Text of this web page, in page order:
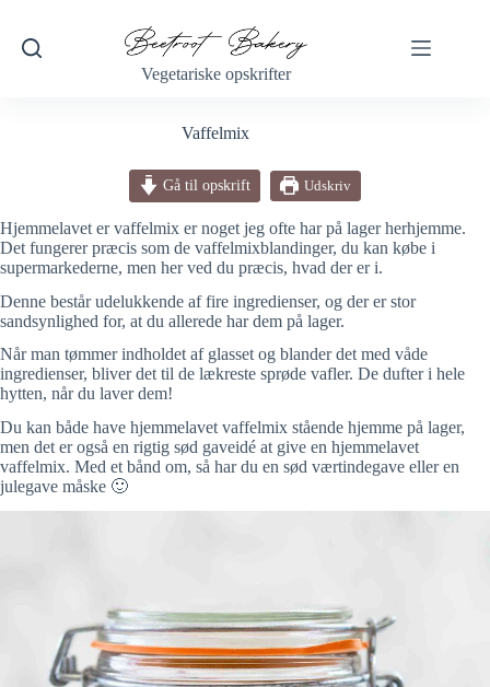
indhold
Vegetariske opskrifter
Vaffelmix
Gå til opskrift Udskriv
Hjemmelavet er vaffelmix er noget jeg ofte har på lager herhjemme.
Det fungerer præcis som de vaffelmixblandinger, du kan købe i
supermarkederne, men her ved du præcis, hvad der er i.
Denne består udelukkende af fire ingredienser, og der er stor
sandsynlighed for, at du allerede har dem på lager.
Når man tømmer indholdet af glasset og blander det med våde
ingredienser, bliver det til de lækreste sprøde vafler. De dufter i hele
hytten, når du laver dem!
Du kan både have hjemmelavet vaffelmix stående hjemme på lager,
men det er også en rigtig sød gaveidé at give en hjemmelavet
vaffelmix. Med et bånd om, så har du en sød værtindegave eller en
julegave måske 🙂